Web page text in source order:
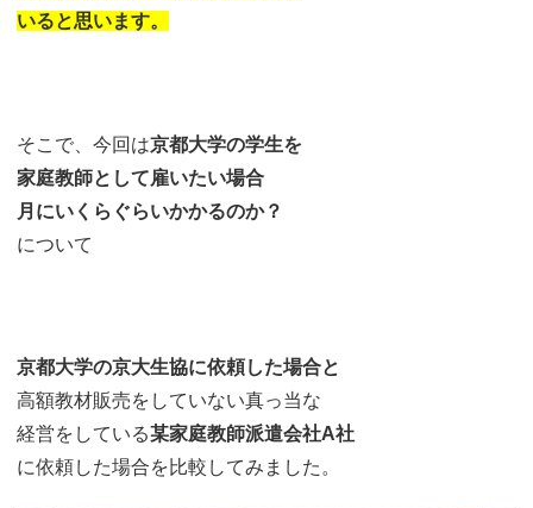
いると思います。
そこで、今回は京都大学の学生を
家庭教師として雇いたい場合
月にいくらぐらいかかるのか？
について
京都大学の京大生協に依頼した場合と
高額教材販売をしていない真っ当な
経営をしている某家庭教師派遣会社A社
に依頼した場合を比較してみました。